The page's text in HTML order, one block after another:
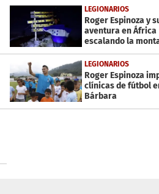
LEGIONARIOS
Roger Espinoza y
aventura en África
escalando la
Kilimanjaro
LEGIONARIOS
Roger Espinoza
clínicas de fútbol
Bárbara